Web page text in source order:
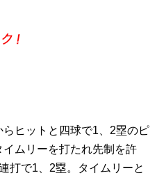
ヒットと四球で1、2塁のピ
ムリーを打たれ先制を許
打で1、2塁。タイムリーと